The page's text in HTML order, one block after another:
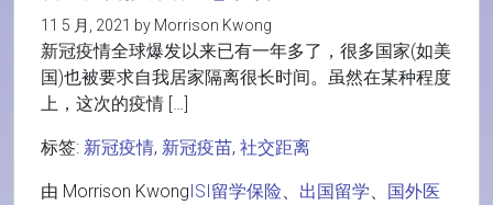
11 5 月, 2021 by Morrison Kwong
新冠疫情全球爆发以来已有一年多了，很多国家(如美
国)也被要求自我居家隔离很长时间。虽然在某种程度
上，这次的疫情 […]
标签: 新冠疫情, 新冠疫苗, 社交距离
由 Morrison KwongISI留学保险、 出国留学、 国外医